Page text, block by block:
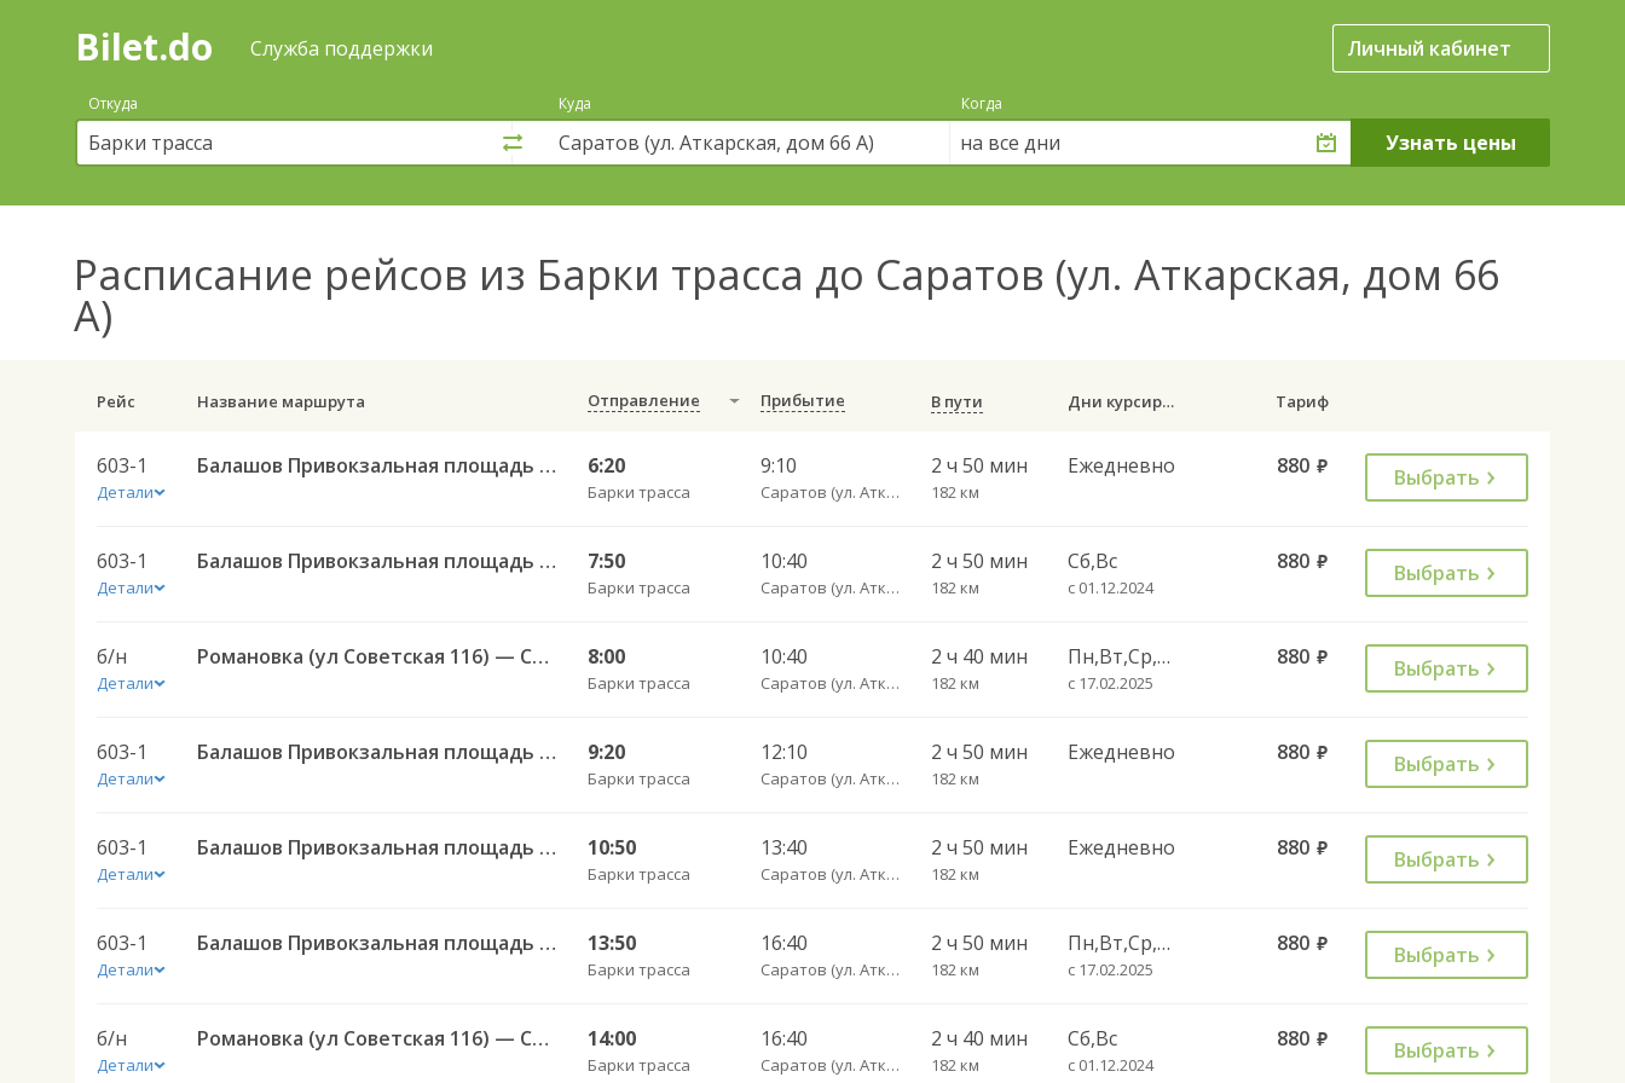
Поиск
покупка
билетов
автобус
онлайн
Bilet.do Служба поддержки Личный кабинет
Откуда Куда Когда
на все дни
Расписание рейсов из Барки трасса до Саратов (ул. Аткарская, дом 66
А)
Рейс Название маршрута Отправление Прибытие В пути Дни курсирования Тариф
603-1
Детали
Балашов Привокзальная площадь 7 — Саратов АВ Центральный (ул им Пугачева 179 А) 603-1 6:20
Барки трасса
9:10
Саратов (ул. Аткарская, дом 66 А)
2 ч 50 мин
182 км
Ежедневно 880 руб. Выбрать
603-1
Детали
Балашов Привокзальная площадь 7 — Саратов АВ Центральный (ул им Пугачева 179 А) 603-1 7:50
Барки трасса
10:40
Саратов (ул. Аткарская, дом 66 А)
2 ч 50 мин
182 км
Сб,Вс
с 01.12.2024
880 руб. Выбрать
б/н
Детали
Романовка (ул Советская 116) — Саратов АВ Центральный (ул им Пугачева 179 А) 8:00
Барки трасса
10:40
Саратов (ул. Аткарская, дом 66 А)
2 ч 40 мин
182 км
Пн,Вт,Ср,Чт,Пт
с 17.02.2025
880 руб. Выбрать
603-1
Детали
Балашов Привокзальная площадь 7 — Саратов АВ Центральный (ул им Пугачева 179 А) 603-1 9:20
Барки трасса
12:10
Саратов (ул. Аткарская, дом 66 А)
2 ч 50 мин
182 км
Ежедневно 880 руб. Выбрать
603-1
Детали
Балашов Привокзальная площадь 7 — Саратов АВ Центральный (ул им Пугачева 179 А) 603-1 10:50
Барки трасса
13:40
Саратов (ул. Аткарская, дом 66 А)
2 ч 50 мин
182 км
Ежедневно 880 руб. Выбрать
603-1
Детали
Балашов Привокзальная площадь 7 — Саратов АВ Центральный (ул им Пугачева 179 А) 603-1 13:50
Барки трасса
16:40
Саратов (ул. Аткарская, дом 66 А)
2 ч 50 мин
182 км
Пн,Вт,Ср,Чт,Пт
с 17.02.2025
880 руб. Выбрать
б/н
Детали
Романовка (ул Советская 116) — Саратов АВ Центральный (ул им Пугачева 179 А) 14:00
Барки трасса
16:40
Саратов (ул. Аткарская, дом 66 А)
2 ч 40 мин
182 км
Сб,Вс
с 01.12.2024
880 руб. Выбрать